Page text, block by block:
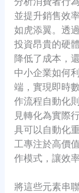
並提升銷售效
如虎添翼。透
投資昂貴的硬
降低了成本，
中小企業如何
端，實現即時
作流程自動化
見轉化為實際
具可以自動化
工專注於高價
作模式，讓效
將這些元素串